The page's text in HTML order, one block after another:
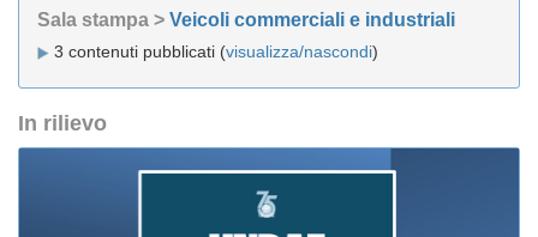
Sala stampa > Veicoli commerciali e industriali
3 contenuti pubblicati (visualizza/nascondi)
In rilievo